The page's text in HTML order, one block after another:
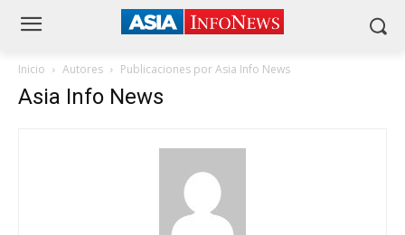
Inicio Autores Publicaciones por Asia Info News
Asia Info News